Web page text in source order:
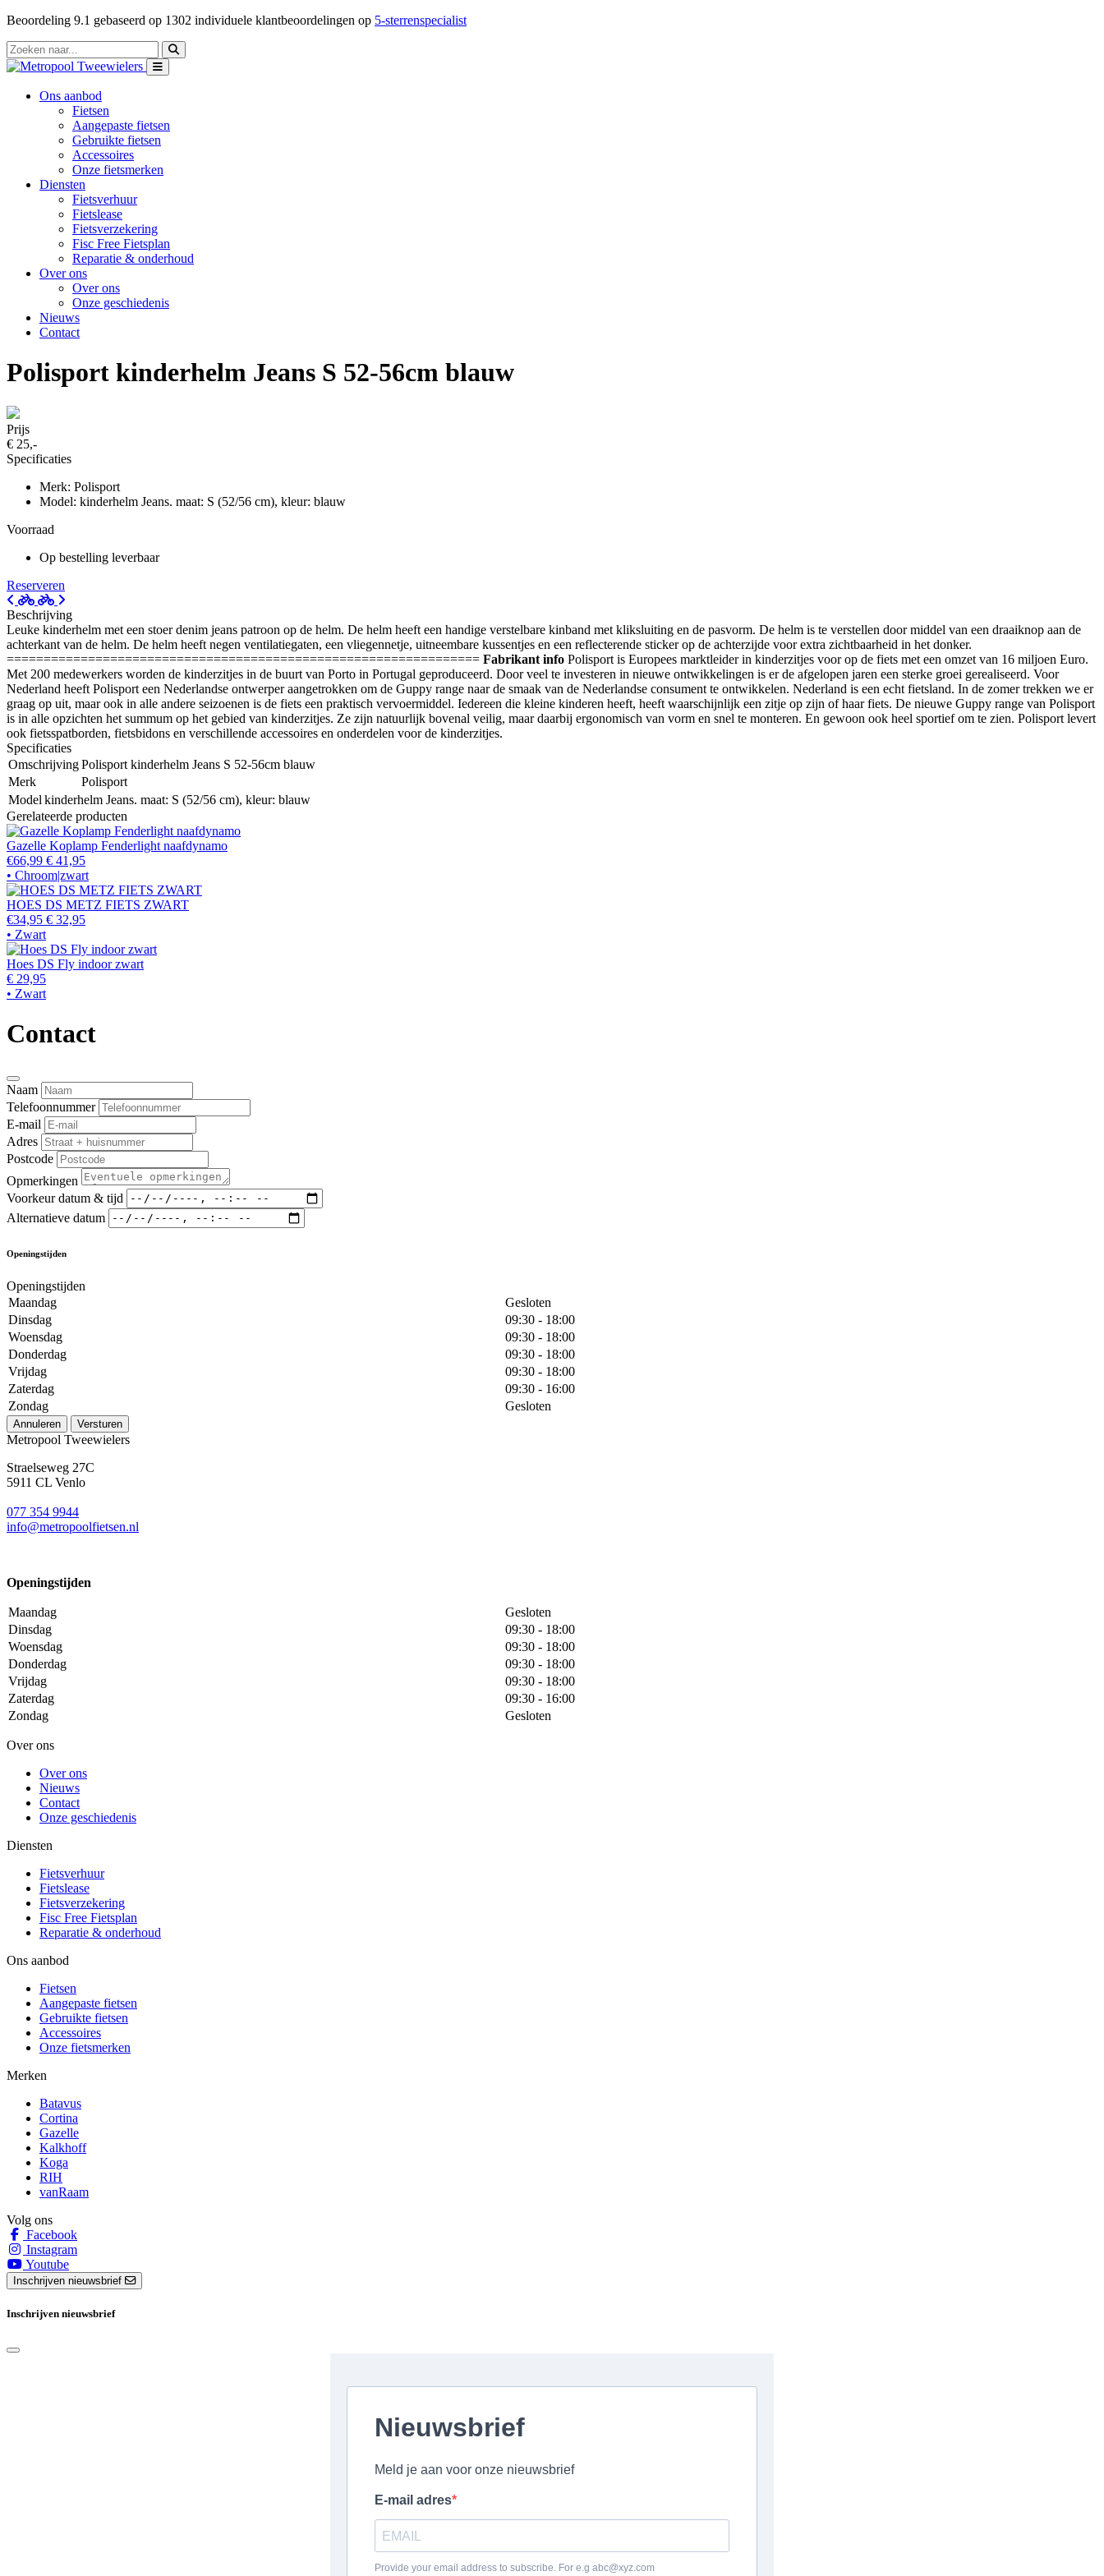
Beoordeling 9.1 gebaseerd op 1302 individuele klantbeoordelingen op 5-sterrenspecialist
Ons aanbod
Fietsen
Aangepaste fietsen
Gebruikte fietsen
Accessoires
Onze fietsmerken
Diensten
Fietsverhuur
Fietslease
Fietsverzekering
Fisc Free Fietsplan
Reparatie & onderhoud
Over ons
Over ons
Onze geschiedenis
Nieuws
Contact
Polisport kinderhelm Jeans S 52-56cm blauw
Prijs
€ 25,-
Specificaties
Merk: Polisport
Model: kinderhelm Jeans. maat: S (52/56 cm), kleur: blauw
Voorraad
Op bestelling leverbaar
Reserveren
Beschrijving
Leuke kinderhelm met een stoer denim jeans patroon op de helm. De helm heeft een handige verstelbare kinband met kliksluiting en de pasvorm. De helm is te verstellen door middel van een draaiknop aan de
achterkant van de helm. De helm heeft negen ventilatiegaten, een vliegennetje, uitneembare kussentjes en een reflecterende sticker op de achterzijde voor extra zichtbaarheid in het donker.
================================================================ Fabrikant info Polisport is Europees marktleider in kinderzitjes voor op de fiets met een omzet van 16 miljoen Euro.
Met 200 medewerkers worden de kinderzitjes in de buurt van Porto in Portugal geproduceerd. Door veel te investeren in nieuwe ontwikkelingen is er de afgelopen jaren een sterke groei gerealiseerd. Voor
Nederland heeft Polisport een Nederlandse ontwerper aangetrokken om de Guppy range naar de smaak van de Nederlandse consument te ontwikkelen. Nederland is een echt fietsland. In de zomer trekken we er
graag op uit, maar ook in alle andere seizoenen is de fiets een praktisch vervoermiddel. Iedereen die kleine kinderen heeft, heeft waarschijnlijk een zitje op zijn of haar fiets. De nieuwe Guppy range van Polisport
is in alle opzichten het summum op het gebied van kinderzitjes. Ze zijn natuurlijk bovenal veilig, maar daarbij ergonomisch van vorm en snel te monteren. En gewoon ook heel sportief om te zien. Polisport levert
ook fietsspatborden, fietsbidons en verschillende accessoires en onderdelen voor de kinderzitjes.
Specificaties
OmschrijvingPolisport kinderhelm Jeans S 52-56cm blauw
Merk
Polisport
Model kinderhelm Jeans. maat: S (52/56 cm), kleur: blauw
Gerelateerde producten
Gazelle Koplamp Fenderlight naafdynamo
€66,99 € 41,95
• Chroom|zwart
HOES DS METZ FIETS ZWART
€34,95 € 32,95
• Zwart
Hoes DS Fly indoor zwart
€ 29,95
• Zwart
Contact
Naam
Telefoonnummer
E-mail
Adres
Postcode
Opmerkingen
Voorkeur datum & tijd
Alternatieve datum
Openingstijden
Openingstijden
Maandag
Gesloten
Dinsdag
09:30 - 18:00
Woensdag
09:30 - 18:00
Donderdag
09:30 - 18:00
Vrijdag
09:30 - 18:00
Zaterdag
09:30 - 16:00
Zondag
Gesloten
Annuleren Versturen
Metropool Tweewielers
Straelseweg 27C
5911 CL Venlo
077 354 9944
info@metropoolfietsen.nl
Openingstijden
Maandag
Gesloten
Dinsdag
09:30 - 18:00
Woensdag
09:30 - 18:00
Donderdag
09:30 - 18:00
Vrijdag
09:30 - 18:00
Zaterdag
09:30 - 16:00
Zondag
Gesloten
Over ons
Over ons
Nieuws
Contact
Onze geschiedenis
Diensten
Fietsverhuur
Fietslease
Fietsverzekering
Fisc Free Fietsplan
Reparatie & onderhoud
Ons aanbod
Fietsen
Aangepaste fietsen
Gebruikte fietsen
Accessoires
Onze fietsmerken
Merken
Batavus
Cortina
Gazelle
Kalkhoff
Koga
RIH
vanRaam
Volg ons
Facebook
Instagram
Youtube
Inschrijven nieuwsbrief
Inschrijven nieuwsbrief